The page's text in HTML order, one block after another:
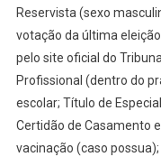
Reservista (sexo
votação da última
pelo site oficial do
Profissional (dentro do
escolar; Título de
Certidão de Casamento
vacinação (caso